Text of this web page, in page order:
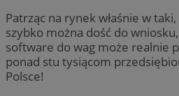
Patrząc na rynek właśnie w
szybko można dość do
software do wag może realnie
ponad stu tysiącom
Polsce!